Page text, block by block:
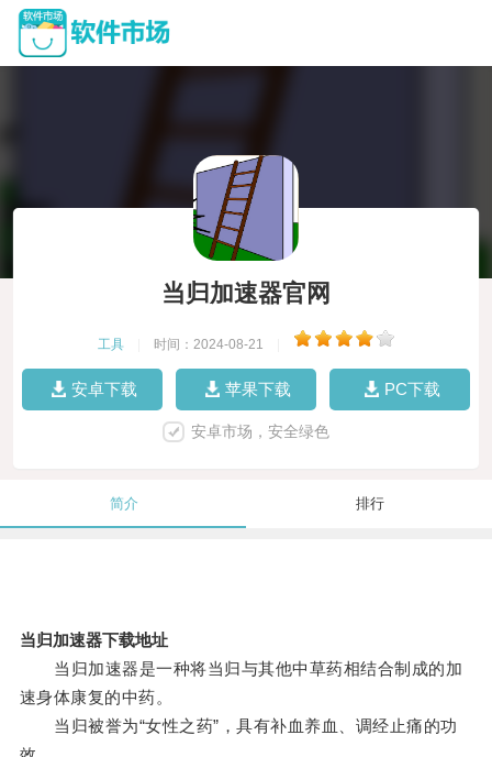
当归加速器官网
工具 时间：2024-08-21
安卓下载 苹果下载 PC下载
安卓市场，安全绿色
简介 排行
当归加速器下载地址
当归加速器是一种将当归与其他中草药相结合制成的加
速身体康复的中药。
当归被誉为“女性之药”，具有补血养血、调经止痛的功